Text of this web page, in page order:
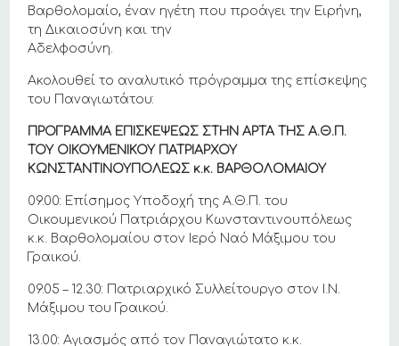
Βαρθολομαίο, έναν ηγέτη που προάγει την Ειρήνη,
τη Δικαιοσύνη και την
Αδελφοσύνη.
Ακολουθεί το αναλυτικό πρόγραμμα της επίσκεψης
του Παναγιωτάτου:
ΠΡΟΓΡΑΜΜΑ ΕΠΙΣΚΕΨΕΩΣ ΣΤΗΝ ΑΡΤΑ ΤΗΣ Α.Θ.Π.
ΤΟΥ ΟΙΚΟΥΜΕΝΙΚΟΥ ΠΑΤΡΙΑΡΧΟΥ
ΚΩΝΣΤΑΝΤΙΝΟΥΠΟΛΕΩΣ κ.κ. ΒΑΡΘΟΛΟΜΑΙΟΥ
09.00: Επίσημος Υποδοχή της Α.Θ.Π. του
Οικουμενικού Πατριάρχου Κωνσταντινουπόλεως
κ.κ. Βαρθολομαίου στον Ιερό Ναό Μάξιμου του
Γραικού.
09.05 – 12.30: Πατριαρχικό Συλλείτουργο στον Ι.Ν.
Μάξιμου του Γραικού.
13.00: Αγιασμός από τον Παναγιώτατο κ.κ.